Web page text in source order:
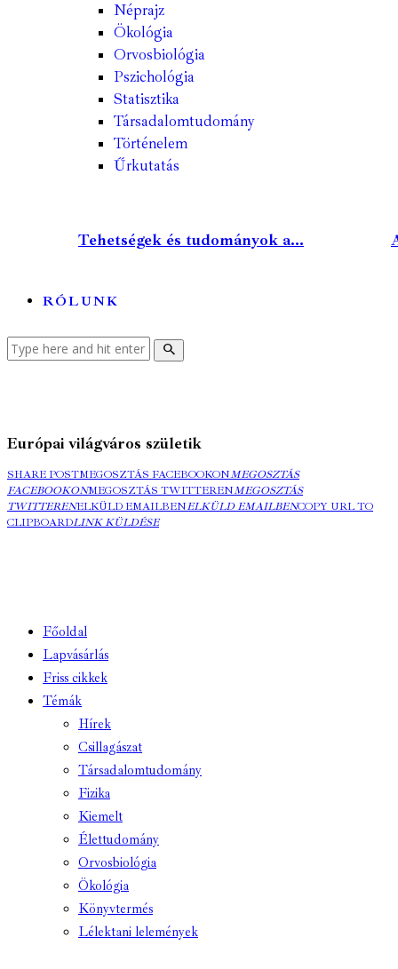
Néprajz
Ökológia
Orvosbiológia
Pszichológia
Statisztika
Társadalomtudomány
Történelem
Űrkutatás
Tehetségek és tudományok a...
RÓLUNK
Európai világváros születik
SHARE POSTMEGOSZTÁS FACEBOOKONMEGOSZTÁS
FACEBOOKONMEGOSZTÁS TWITTERENMEGOSZTÁS
TWITTERENELKÜLD EMAILBENELKÜLD EMAILBENCOPY URL TO
CLIPBOARDLINK KÜLDÉSE
Főoldal
Lapvásárlás
Friss cikkek
Témák
Hírek
Csillagászat
Társadalomtudomány
Fizika
Kiemelt
Élettudomány
Orvosbiológia
Ökológia
Könyvtermés
Lélektani lelemények